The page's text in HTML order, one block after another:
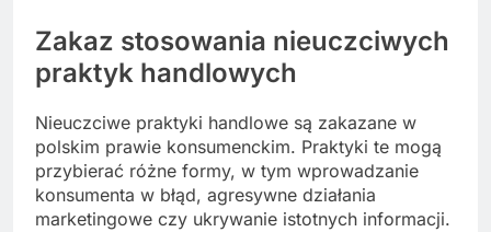
Zakaz stosowania nieuczciwych
praktyk handlowych
Nieuczciwe praktyki handlowe są zakazane w
polskim prawie konsumenckim. Praktyki te mogą
przybierać różne formy, w tym wprowadzanie
konsumenta w błąd, agresywne działania
marketingowe czy ukrywanie istotnych informacji.